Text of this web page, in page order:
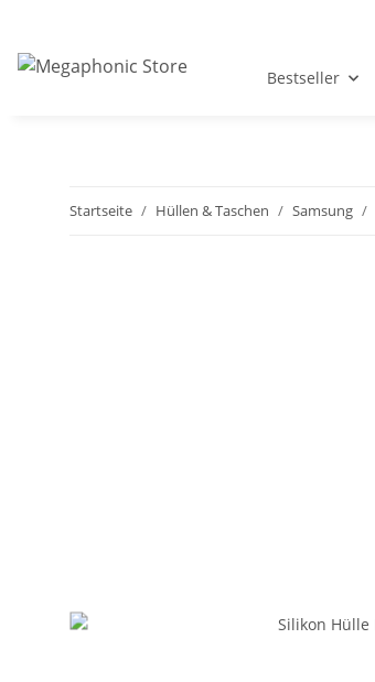
Bestseller
Startseite Hüllen & Taschen Samsung